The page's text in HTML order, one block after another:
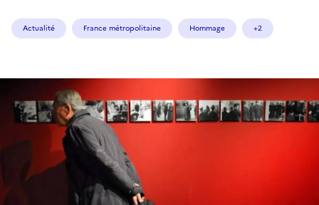
Actualité France métropolitaine Hommage +2